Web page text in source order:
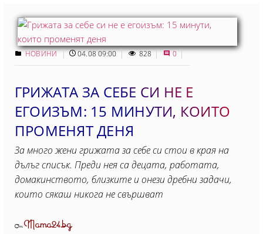
НОВИНИ 04.08 09:00 828 0
ГРИЖАТА ЗА СЕБЕ СИ НЕ Е
ЕГОИЗЪМ: 15 МИНУТИ, КОИТO
ПРОМЕНЯТ ДЕНЯ
За много жени грижата за себе си стои в края на
дълъг списък. Преди нея са децата, работата,
домакинството, близките и онези дребни задачи,
които сякаш никога не свършват
ОтMama24.bg